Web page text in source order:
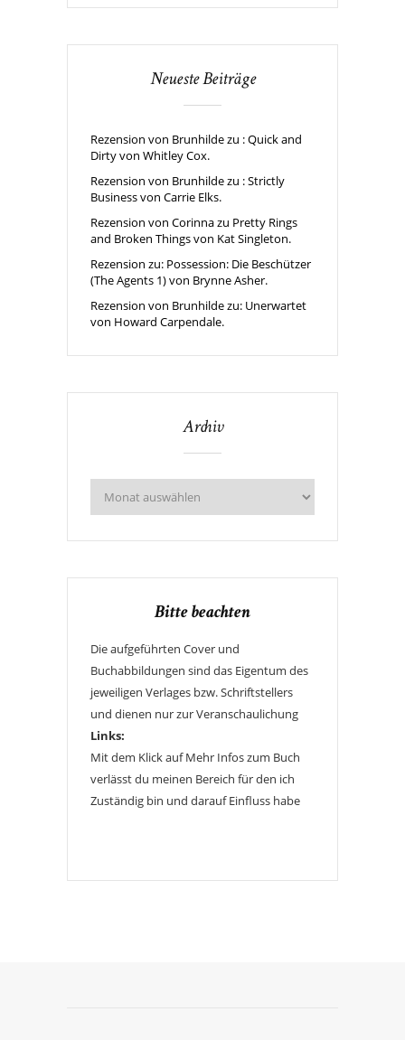
Neueste Beiträge
Rezension von Brunhilde zu : Quick and
Dirty von Whitley Cox.
Rezension von Brunhilde zu : Strictly
Business von Carrie Elks.
Rezension von Corinna zu Pretty Rings
and Broken Things von Kat Singleton.
Rezension zu: Possession: Die Beschützer
(The Agents 1) von Brynne Asher.
Rezension von Brunhilde zu: Unerwartet
von Howard Carpendale.
Archiv
Bitte beachten
Die aufgeführten Cover und
Buchabbildungen sind das Eigentum des
jeweiligen Verlages bzw. Schriftstellers
und dienen nur zur Veranschaulichung
Links:
Mit dem Klick auf Mehr Infos zum Buch
verlässt du meinen Bereich für den ich
Zuständig bin und darauf Einfluss habe